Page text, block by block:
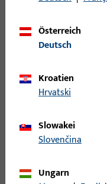
Zu diesem Produkt gibt
E,MATT VERNICKELT,
NEUTRAL, 2 TOUR,
Österreich
Deutsch
Kroatien
Hrvatski
Slowakei
Slovenčina
Ungarn